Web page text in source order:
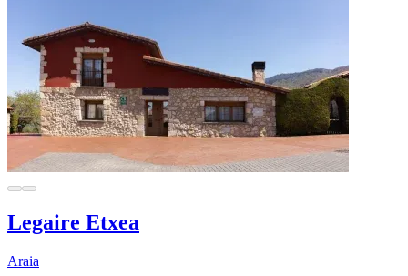
Legaire Etxea
Araia